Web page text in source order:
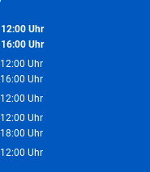
12:00Uhr
Von 08:00 bis 12:00 Uhr
16:00Uhr
Von 14:00 bis 16:00 Uhr
12:00 Uhr
Von 08:00 bis 12:00 Uhr
16:00 Uhr
Von 14:00 bis 16:00 Uhr
12:00 Uhr
Von 08:00 bis 12:00 Uhr
12:00 Uhr
Von 08:00 bis 12:00 Uhr
18:00 Uhr
Von 14:00 bis 18:00 Uhr
12:00 Uhr